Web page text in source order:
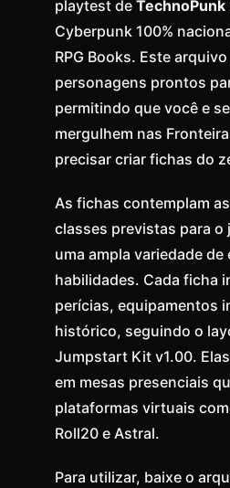
playtest de
Cyberpunk 100%
RPG Books. Este
personagens prontos
permitindo que você e
mergulhem nas
precisar criar fichas do
As fichas contemplam
classes previstas para o
uma ampla variedade de
habilidades. Cada ficha
perícias, equipamentos
histórico, seguindo o
Jumpstart Kit v1.00.
em mesas presenciais
plataformas virtuais
Roll20 e Astral.
Para utilizar, baixe o